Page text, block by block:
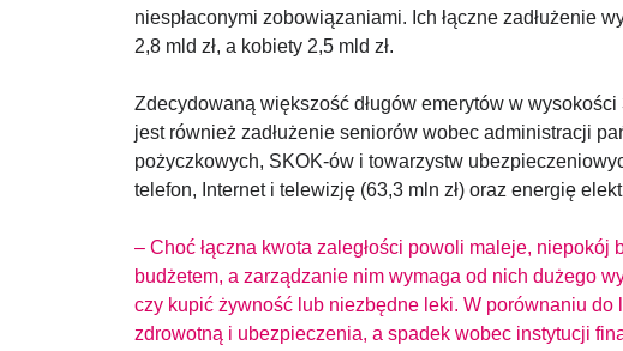
niespłaconymi zobowiązaniami. Ich łączne zadłużenie
2,8 mld zł, a kobiety 2,5 mld zł.
Zdecydowaną większość długów emerytów w
jest również zadłużenie seniorów wobec administracji
pożyczkowych, SKOK-ów i towarzystw
telefon, Internet i telewizję (63,3 mln zł) oraz energię
– Choć łączna kwota zaległości powoli maleje,
budżetem, a zarządzanie nim wymaga od nich dużego
czy kupić żywność lub niezbędne leki. W porównaniu do
zdrowotną i ubezpieczenia, a spadek wobec instytucji